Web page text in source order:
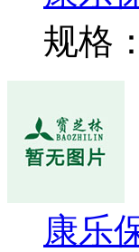
规格
康乐